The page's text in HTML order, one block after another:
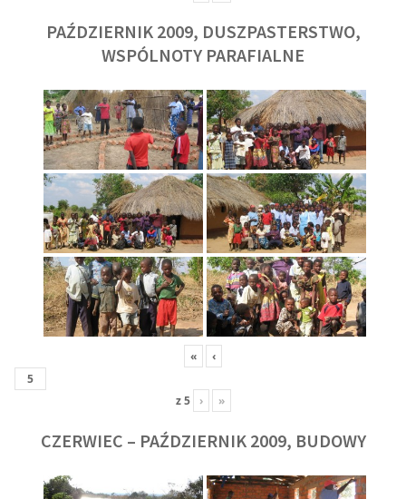
PAŹDZIERNIK 2009, DUSZPASTERSTWO,
WSPÓLNOTY PARAFIALNE
« ‹
z5 › »
CZERWIEC – PAŹDZIERNIK 2009, BUDOWY